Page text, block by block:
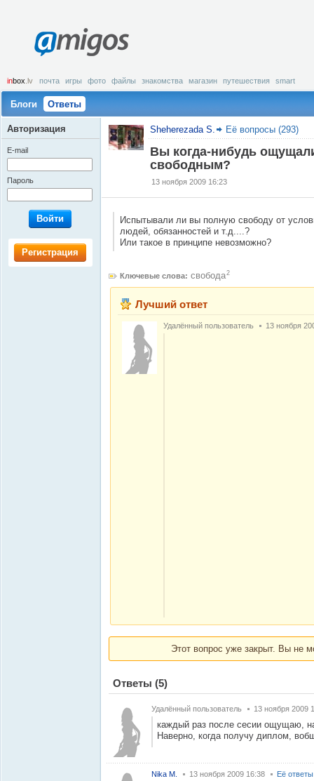
amigos
inbox .lv почта игры фото файлы знакомства магазин путешествия smart
Блоги Ответы
Sheherezada S. Её вопросы (293)
Вы когда-нибудь
свободным?
13 ноября 2009 16:23
Испытывали ли вы полную свободу от
людей, обязанностей и т.д....?
Или такое в принципе невозможно?
Ключевые слова: свобода2
Лучший ответ
Удалённый пользователь 13 ноября
Этот вопрос уже закрыт. Вы не
Ответы (5)
Удалённый пользователь 13 ноября 2009
каждый раз после сесии ощущаю,
Наверно, когда получу диплом,
Nika M. 13 ноября 2009 16:38 Её ответы
Авторизация
E-mail
Пароль
Войти
Регистрация